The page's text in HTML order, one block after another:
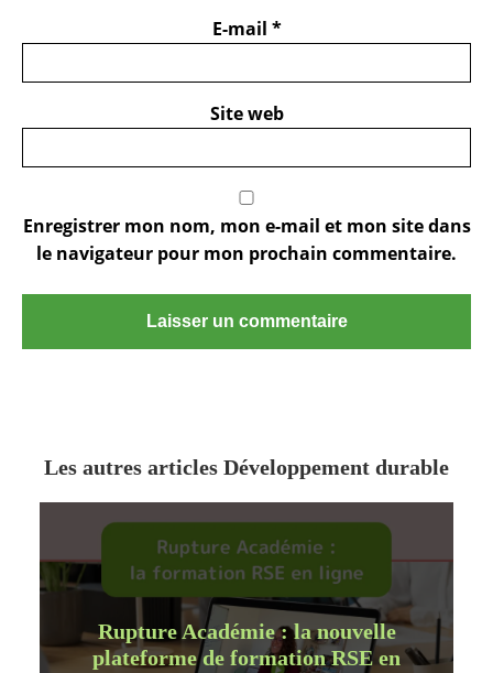
E-mail *
Site web
Enregistrer mon nom, mon e-mail et mon site dans
le navigateur pour mon prochain commentaire.
Les autres articles Développement durable
Rupture Académie : la nouvelle
plateforme de formation RSE en